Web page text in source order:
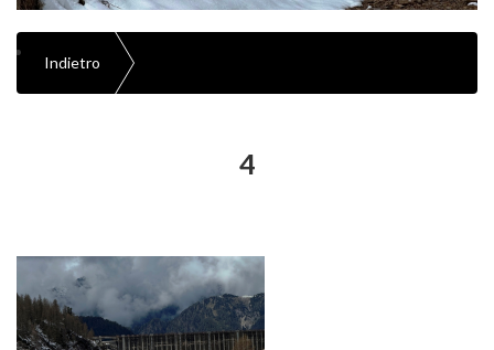
Indietro
4